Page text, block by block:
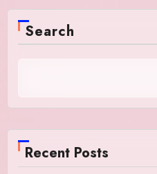
Search
Recent Posts